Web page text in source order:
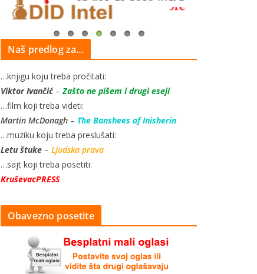
Naš predlog za…
…knjigu koju treba pročitati:
Viktor Ivančić– Zašto ne pišem i drugi eseji
…film koji treba videti:
Martin McDonagh – The Banshees of Inisherin
…muziku koju treba preslušati:
Letu štuke – Ljudska prava
…sajt koji treba posetiti:
KruševacPRESS
Obavezno posetite